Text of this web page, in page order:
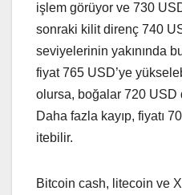
işlem görüyor ve 730
sonraki kilit direnç 740
seviyelerinin yakınında
fiyat 765 USD’ye
olursa, boğalar 720 USD
Daha fazla kayıp, fiyatı
itebilir.
Bitcoin cash, litecoin ve